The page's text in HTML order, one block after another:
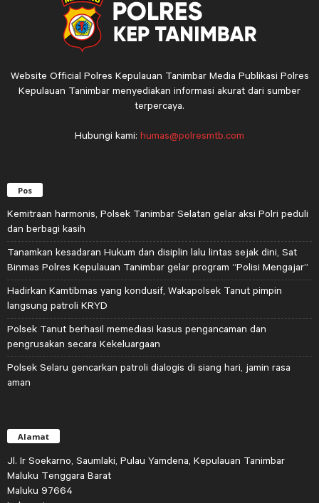
Website Official Polres Kepulauan Tanimbar Media Publikasi Polres
Kepulauan Tanimbar menyediakan informasi akurat dari sumber
terpercaya.
Hubungi kami: humas@polresmtb.com
Pos
Kemitraan harmonis, Polsek Tanimbar Selatan gelar aksi Polri peduli
dan berbagi kasih
Tanamkan kesadaran Hukum dan disiplin lalu lintas sejak dini, Sat
Binmas Polres Kepulauan Tanimbar gelar program “Polisi Mengajar”
Hadirkan Kamtibmas yang kondusif, Wakapolsek Tanut pimpin
langsung patroli KRYD
Polsek Tanut berhasil memediasi kasus pengancaman dan
pengrusakan secara Kekeluargaan
Polsek Selaru gencarkan patroli dialogis di siang hari, jamin rasa
aman
Alamat
Jl. Ir Soekarno, Saumlaki, Pulau Yamdena, Kepulauan Tanimbar
Maluku Tenggara Barat
Maluku 97664